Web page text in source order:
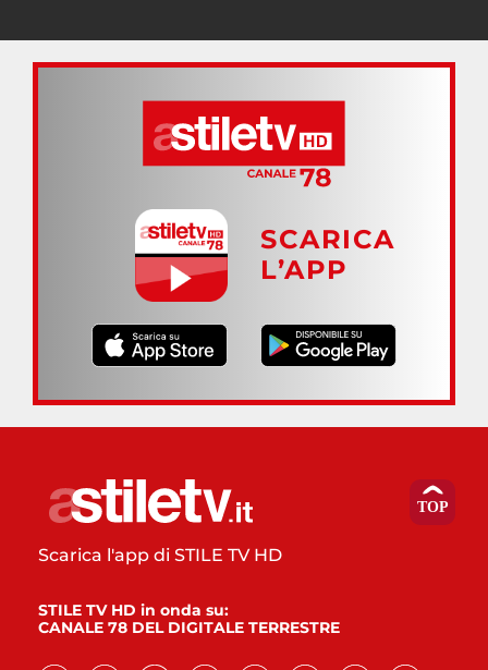
SCARICA
L’APP
Scarica l'app di STILE TV HD
STILE TV HD in onda su:
CANALE 78 DEL DIGITALE TERRESTRE